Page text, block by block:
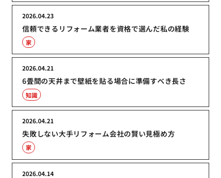
信頼できるリフォーム業者を資格で選んだ私の経験
2026.04.23
家
6畳間の天井まで壁紙を貼る場合に準備すべき長さ
2026.04.21
知識
失敗しない大手リフォーム会社の賢い見極め方
2026.04.21
家
2026.04.14